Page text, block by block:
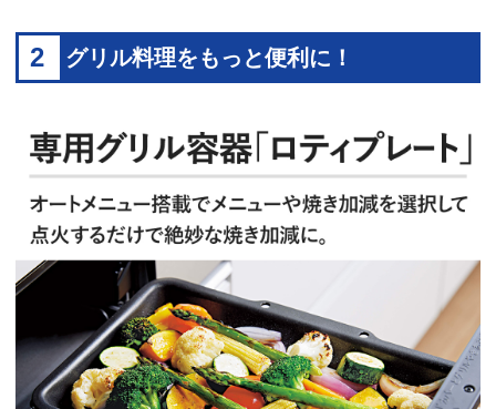
2 グリル料理をもっと便利に！